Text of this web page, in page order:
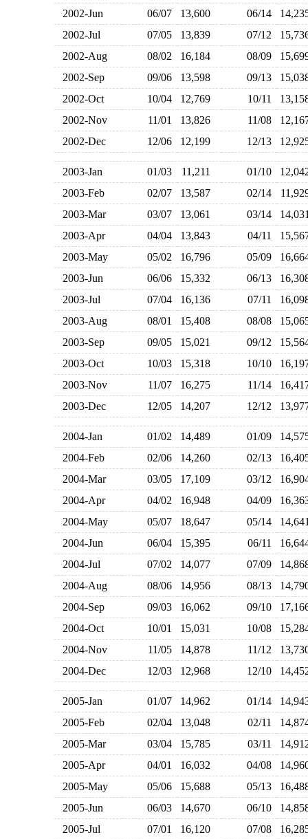
2002-Jun
06/07 13,600 06/14
2002-Jul
07/05 13,839 07/12
2002-Aug
08/02 16,184 08/09
2002-Sep
09/06 13,598 09/13
2002-Oct
10/04 12,769 10/11
2002-Nov
11/01 13,826 11/08
2002-Dec
12/06 12,199 12/13
2003-Jan 01/03 11,211 01/10
2003-Feb
02/07 13,587 02/14
2003-Mar
03/07 13,061 03/14
2003-Apr
04/04 13,843 04/11
2003-May
05/02 16,796 05/09
2003-Jun
06/06 15,332 06/13
2003-Jul
07/04 16,136 07/11
2003-Aug
08/01 15,408 08/08
2003-Sep
09/05 15,021 09/12
2003-Oct
10/03 15,318 10/10
2003-Nov
11/07 16,275 11/14
2003-Dec
12/05 14,207 12/12
2004-Jan 01/02 14,489 01/09
2004-Feb
02/06 14,260 02/13
2004-Mar
03/05 17,109 03/12
2004-Apr
04/02 16,948 04/09
2004-May
05/07 18,647 05/14
2004-Jun
06/04 15,395 06/11
2004-Jul
07/02 14,077 07/09
2004-Aug
08/06 14,956 08/13
2004-Sep
09/03 16,062 09/10
2004-Oct
10/01 15,031 10/08
2004-Nov
11/05 14,878 11/12
2004-Dec
12/03 12,968 12/10
2005-Jan 01/07 14,962 01/14
2005-Feb
02/04 13,048 02/11
2005-Mar
03/04 15,785 03/11
2005-Apr
04/01 16,032 04/08
2005-May
05/06 15,688 05/13
2005-Jun
06/03 14,670 06/10
2005-Jul
07/01 16,120 07/08